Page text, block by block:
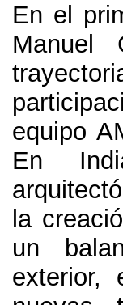
En el
Manuel
equipo
En
la
un
exterior,